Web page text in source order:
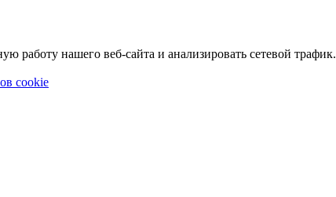
работу нашего веб-сайта и анализировать сетевой трафик.
cookie